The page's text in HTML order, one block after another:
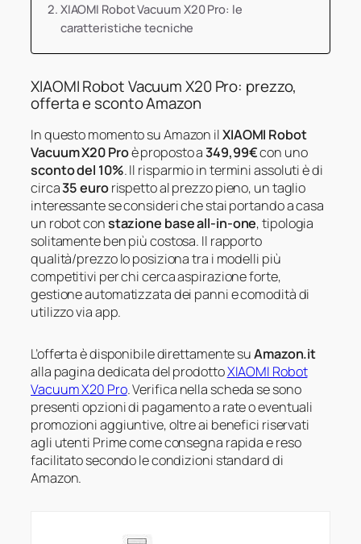
XIAOMI Robot Vacuum X20 Pro: le
caratteristiche tecniche
XIAOMI Robot Vacuum X20 Pro: prezzo,
offerta e sconto Amazon
In questo momento su Amazon ilXIAOMI Robot
Vacuum X20 Proè proposto a349,99€con uno
sconto del 10%. Il risparmio in termini assoluti è di
circa35 eurorispetto al prezzo pieno, un taglio
interessante se consideri che stai portando a casa
un robot constazione base all-in-one, tipologia
solitamente ben più costosa. Il rapporto
qualità/prezzo lo posiziona tra i modelli più
competitivi per chi cerca aspirazione forte,
gestione automatizzata dei panni e comodità di
utilizzo via app.
L’offerta è disponibile direttamente suAmazon.it
alla pagina dedicata del prodottoXIAOMI Robot
Vacuum X20 Pro. Verifica nella scheda se sono
presenti opzioni di pagamento a rate o eventuali
promozioni aggiuntive, oltre ai benefici riservati
agli utenti Prime come consegna rapida e reso
facilitato secondo le condizioni standard di
Amazon.